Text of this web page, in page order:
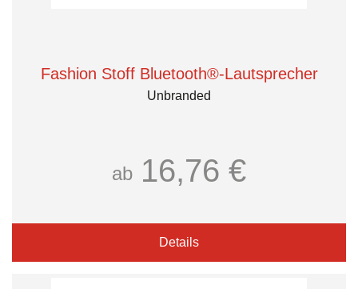
Fashion Stoff Bluetooth®-Lautsprecher
Unbranded
ab 16,76 €
Details